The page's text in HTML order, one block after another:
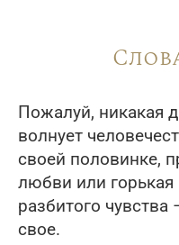
Пожалуй, никакая
волнует
своей половинке,
любви или
разбитого
свое.